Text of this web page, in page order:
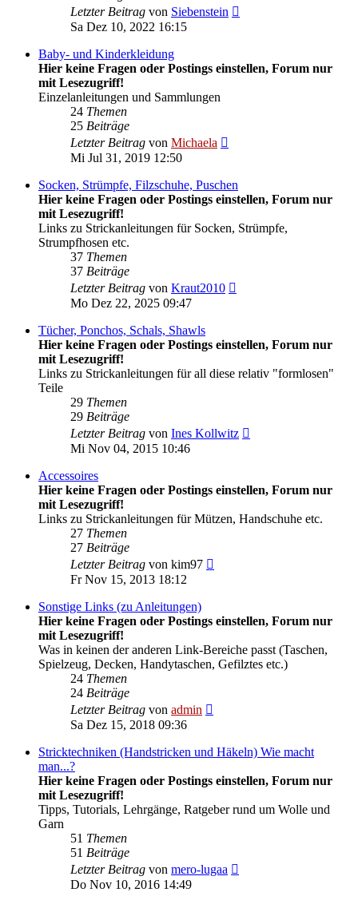
Letzter Beitrag von Siebenstein
Sa Dez 10, 2022 16:15
Baby- und Kinderkleidung
Hier keine Fragen oder Postings einstellen, Forum nur
mit Lesezugriff!
Einzelanleitungen und Sammlungen
24 Themen
25 Beiträge
Letzter Beitrag von Michaela
Mi Jul 31, 2019 12:50
Socken, Strümpfe, Filzschuhe, Puschen
Hier keine Fragen oder Postings einstellen, Forum nur
mit Lesezugriff!
Links zu Strickanleitungen für Socken, Strümpfe,
Strumpfhosen etc.
37 Themen
37 Beiträge
Letzter Beitrag von Kraut2010
Mo Dez 22, 2025 09:47
Tücher, Ponchos, Schals, Shawls
Hier keine Fragen oder Postings einstellen, Forum nur
mit Lesezugriff!
Links zu Strickanleitungen für all diese relativ "formlosen"
Teile
29 Themen
29 Beiträge
Letzter Beitrag von Ines Kollwitz
Mi Nov 04, 2015 10:46
Accessoires
Hier keine Fragen oder Postings einstellen, Forum nur
mit Lesezugriff!
Links zu Strickanleitungen für Mützen, Handschuhe etc.
27 Themen
27 Beiträge
Letzter Beitrag von kim97
Fr Nov 15, 2013 18:12
Sonstige Links (zu Anleitungen)
Hier keine Fragen oder Postings einstellen, Forum nur
mit Lesezugriff!
Was in keinen der anderen Link-Bereiche passt (Taschen,
Spielzeug, Decken, Handytaschen, Gefilztes etc.)
24 Themen
24 Beiträge
Letzter Beitrag von admin
Sa Dez 15, 2018 09:36
Stricktechniken (Handstricken und Häkeln) Wie macht
man...?
Hier keine Fragen oder Postings einstellen, Forum nur
mit Lesezugriff!
Tipps, Tutorials, Lehrgänge, Ratgeber rund um Wolle und
Garn
51 Themen
51 Beiträge
Letzter Beitrag von mero-lugaa
Do Nov 10, 2016 14:49